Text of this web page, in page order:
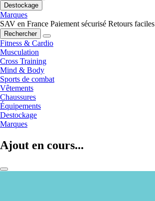
Destockage
Marques
SAV en France Paiement sécurisé Retours faciles
Rechercher
Fitness & Cardio
Musculation
Cross Training
Mind & Body
Sports de combat
Vêtements
Chaussures
Équipements
Destockage
Marques
Ajout en cours...